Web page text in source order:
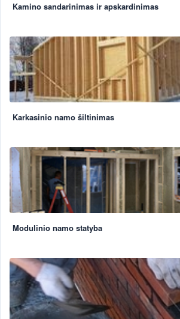
Kamino sandarinimas ir apskardinimas
Karkasinio namo šiltinimas
Modulinio namo statyba